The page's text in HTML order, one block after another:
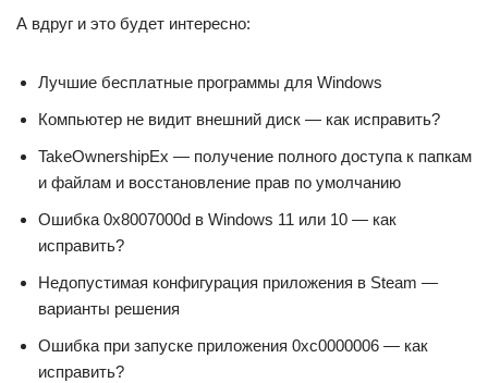
А вдруг и это будет интересно:
Лучшие бесплатные программы для Windows
Компьютер не видит внешний диск — как исправить?
TakeOwnershipEx — получение полного доступа к папкам
и файлам и восстановление прав по умолчанию
Ошибка 0x8007000d в Windows 11 или 10 — как
исправить?
Недопустимая конфигурация приложения в Steam —
варианты решения
Ошибка при запуске приложения 0xc0000006 — как
исправить?